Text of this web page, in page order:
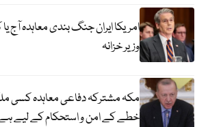
امریکا ایران جنگ بندی معاہدہ آج
وزیر خزانہ
مکہ مشترکہ دفاعی معاہدہ کسی
خطے کے امن و استحکام کے لیے